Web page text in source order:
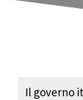
Il governo